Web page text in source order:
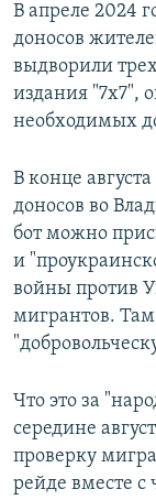
В апреле 2024
доносов
выдворили
издания "7х7",
необходимых
В конце
доносов во
бот можно
и
войны против
мигрантов. Там
Что это за
середине
проверку
рейде вместе